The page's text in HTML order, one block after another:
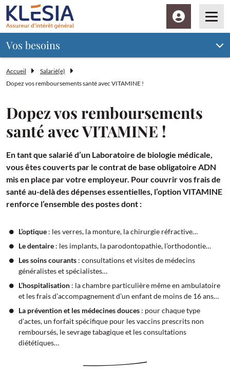
Espace client
Vos besoins
Accueil
Salarié(e)
Dopez vos remboursements santé avec VITAMINE !
Dopez vos remboursements
santé avec VITAMINE !
En tant que salarié d’un Laboratoire de biologie médicale,
vous êtes couverts par le contrat de base obligatoire ADN
mis en place par votre employeur. Pour couvrir vos frais de
santé au-delà des dépenses essentielles, l’option VITAMINE
renforce l’ensemble des postes dont :
L’optique : les verres, la monture, la chirurgie réfractive…
Le dentaire : les implants, la parodontopathie, l’orthodontie…
Les soins courants : consultations et visites de médecins
généralistes et spécialistes…
L’hospitalisation : la chambre particulière même en ambulatoire
et les frais d’accompagnement d’un enfant de moins de 16 ans…
La prévention et les médecines douces : pour chaque type
d’actes, un forfait spécifique pour les vaccins prescrits non
remboursés, le sevrage tabagique et les consultations
diététiques…